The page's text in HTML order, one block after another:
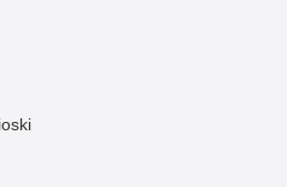
gospodarcza
internetowa
komputerowa
kryminalna